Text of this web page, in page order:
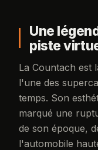
Une
piste
La Countach est
l'une des
temps. Son
marqué une
de son époque,
l'automobile